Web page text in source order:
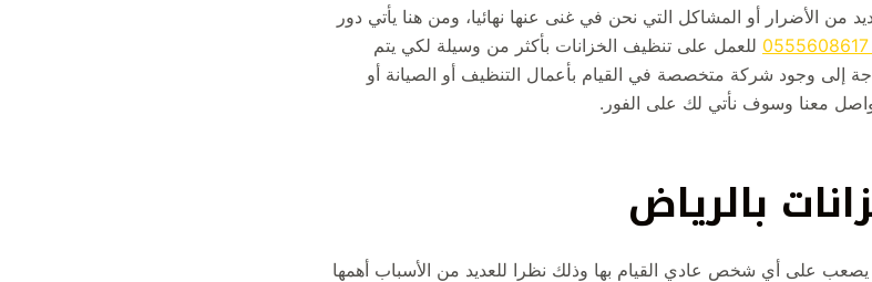
من الأضرار أو المشاكل التي نحن في غنى عنها نهائيا، ومن هنا يأتي دور
للعمل على تنظيف الخزانات بأكثر من وسيلة لكي يتم
إلى وجود شركة متخصصة في القيام بأعمال التنظيف أو الصيانة أو
معنا وسوف نأتي لك على الفور.
بالرياض
يصعب على أي شخص عادي القيام بها وذلك نظرا للعديد من الأسباب أهمها